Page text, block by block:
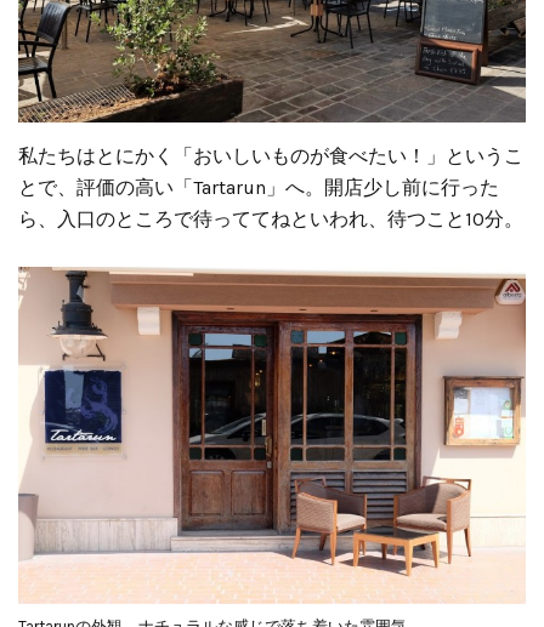
私たちはとにかく「おいしいものが食べたい！」というこ
とで、評価の高い「Tartarun」へ。開店少し前に行った
ら、入口のところで待っててねといわれ、待つこと10分。